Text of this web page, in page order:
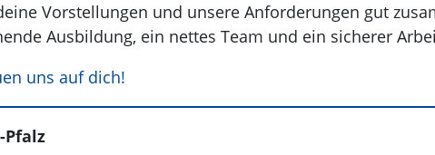
Vorstellungen und unsere Anforderungen gut
Ausbildung, ein nettes Team und ein sicherer
uns auf dich!